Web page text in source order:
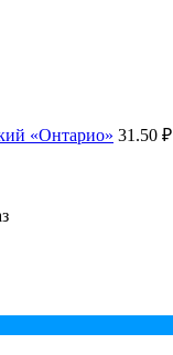
«Онтарио» 31.50 ₽